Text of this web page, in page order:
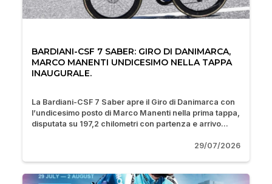
BARDIANI-CSF 7 SABER: GIRO DI DANIMARCA,
MARCO MANENTI UNDICESIMO NELLA TAPPA
INAUGURALE.
La Bardiani-CSF 7 Saber apre il Giro di Danimarca con
l’undicesimo posto di Marco Manenti nella prima tappa,
disputata su 197,2 chilometri con partenza e arrivo...
29/07/2026